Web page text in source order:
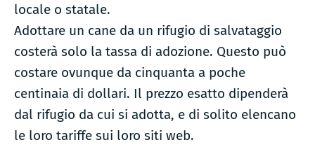
locale o statale.
Adottare un cane da un rifugio di salvataggio
costerà solo la tassa di adozione. Questo può
costare ovunque da cinquanta a poche
centinaia di dollari. Il prezzo esatto dipenderà
dal rifugio da cui si adotta, e di solito elencano
le loro tariffe sui loro siti web.